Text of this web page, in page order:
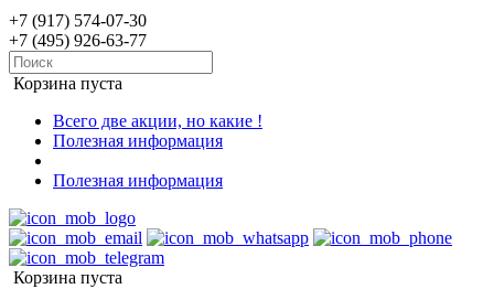
+7 (917) 574-07-30
+7 (495) 926-63-77
Корзина пуста
Всего две акции, но какие !
Полезная информация
Полезная информация
Корзина пуста